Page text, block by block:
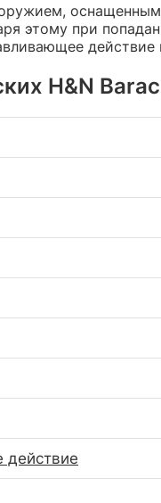
этому при
действие
H&N
действие